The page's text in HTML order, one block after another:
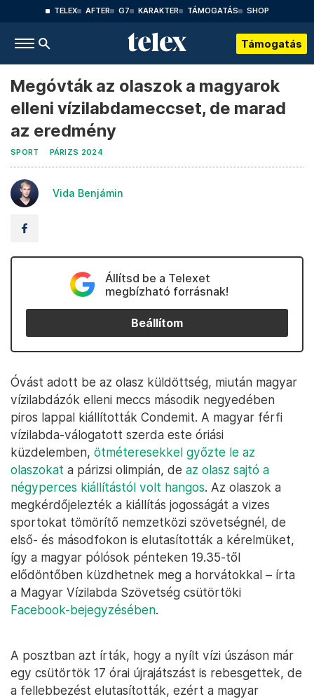
TELEX AFTER G7 KARAKTER TÁMOGATÁS SHOP
Támogatás
Megóvták az olaszok a magyarok
elleni vízilabdameccset, de marad
az eredmény
SPORT PÁRIZS 2024
Vida Benjámin
Állítsd be a Telexet
megbízható forrásnak!
Beállítom
Óvást adott be az olasz küldöttség, miután magyar
vízilabdázók elleni meccs második negyedében
piros lappal kiállították Condemit. A magyar férfi
vízilabda-válogatott szerda este óriási
küzdelemben, ötméteresekkel győzte le az
olaszokat a párizsi olimpián, de az olasz sajtó a
négyperces kiállítástól volt hangos. Az olaszok a
megkérdőjelezték a kiállítás jogosságát a vizes
sportokat tömörítő nemzetközi szövetségnél, de
első- és másodfokon is elutasították a kérelmüket,
így a magyar pólósok pénteken 19.35-től
elődöntőben küzdhetnek meg a horvátokkal – írta
a Magyar Vízilabda Szövetség csütörtöki
Facebook-bejegyzésében.
A posztban azt írták, hogy a nyílt vízi úszáson már
egy csütörtök 17 órai újrajátszást is rebesgettek, de
a fellebbezést elutasították, ezért a magyar